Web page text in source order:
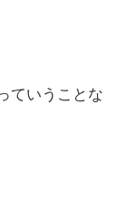
ていうことな